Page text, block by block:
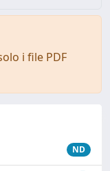
i file PDF
ND